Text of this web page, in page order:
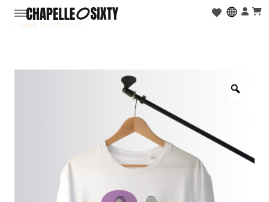
< Back to collection